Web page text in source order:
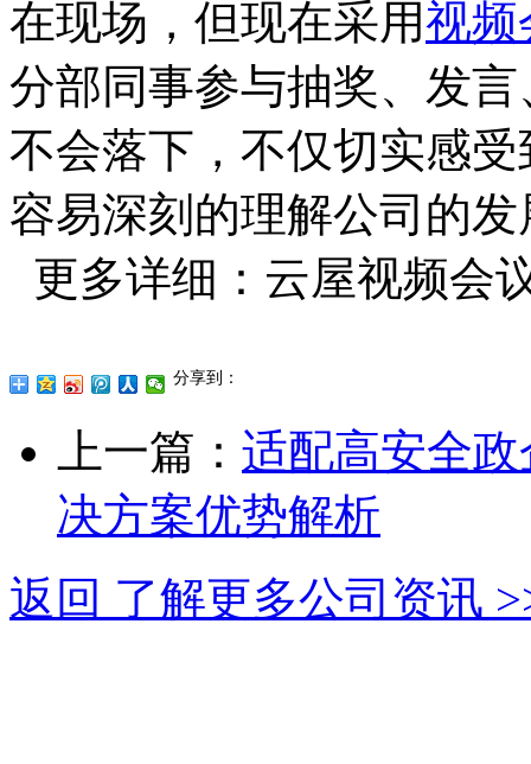
在现场，但现在采用视频
分部同事参与抽奖、发
不会落下，不仅切实感
容易深刻的理解公司的
更多详细：云屋视频会
分享到：
上一篇： 适配高安全
决方案优势解析
返回 了解更多公司资讯